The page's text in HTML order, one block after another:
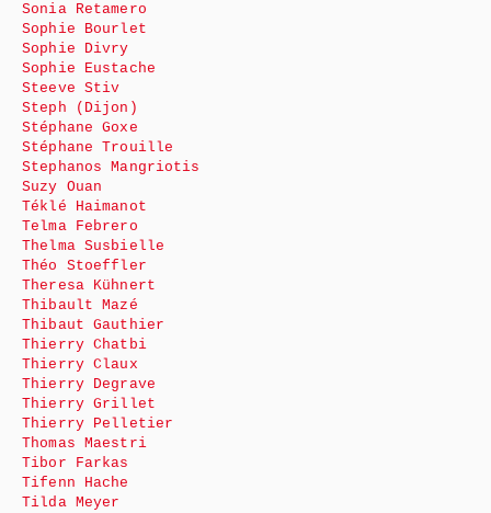
Sonia Retamero
Sophie Bourlet
Sophie Divry
Sophie Eustache
Steeve Stiv
Steph (Dijon)
Stéphane Goxe
Stéphane Trouille
Stephanos Mangriotis
Suzy Ouan
Téklé Haimanot
Telma Febrero
Thelma Susbielle
Théo Stoeffler
Theresa Kühnert
Thibault Mazé
Thibaut Gauthier
Thierry Chatbi
Thierry Claux
Thierry Degrave
Thierry Grillet
Thierry Pelletier
Thomas Maestri
Tibor Farkas
Tifenn Hache
Tilda Meyer